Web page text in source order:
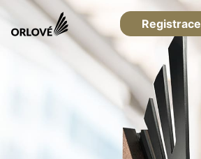
Registrace